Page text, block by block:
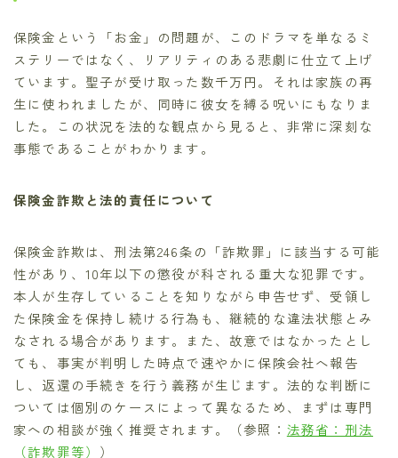
保険金という「お金」の問題が、このドラマを単なるミ
ステリーではなく、リアリティのある悲劇に仕立て上げ
ています。聖子が受け取った数千万円。それは家族の再
生に使われましたが、同時に彼女を縛る呪いにもなりま
した。この状況を法的な観点から見ると、非常に深刻な
事態であることがわかります。
保険金詐欺と法的責任について
保険金詐欺は、刑法第246条の「詐欺罪」に該当する可能
性があり、10年以下の懲役が科される重大な犯罪です。
本人が生存していることを知りながら申告せず、受領し
た保険金を保持し続ける行為も、継続的な違法状態とみ
なされる場合があります。また、故意ではなかったとし
ても、事実が判明した時点で速やかに保険会社へ報告
し、返還の手続きを行う義務が生じます。法的な判断に
ついては個別のケースによって異なるため、まずは専門
家への相談が強く推奨されます。（参照： 法務省：刑法
（詐欺罪等） ）